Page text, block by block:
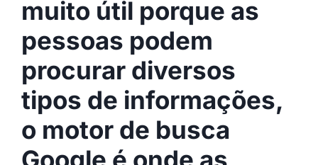
muito útil porque as
pessoas podem
procurar diversos
tipos de informações,
o motor de busca
Google é onde as